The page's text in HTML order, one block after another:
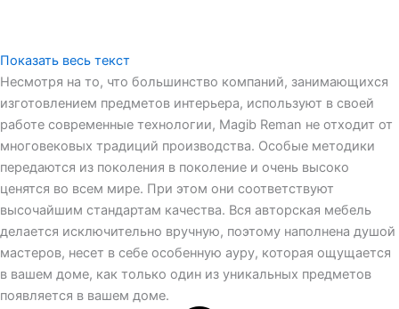
Показать весь текст
Несмотря на то, что большинство компаний, занимающихся
изготовлением предметов интерьера, используют в своей
работе современные технологии, Magib Reman не отходит от
многовековых традиций производства. Особые методики
передаются из поколения в поколение и очень высоко
ценятся во всем мире. При этом они соответствуют
высочайшим стандартам качества. Вся авторская мебель
делается исключительно вручную, поэтому наполнена душой
мастеров, несет в себе особенную ауру, которая ощущается
в вашем доме, как только один из уникальных предметов
появляется в вашем доме.